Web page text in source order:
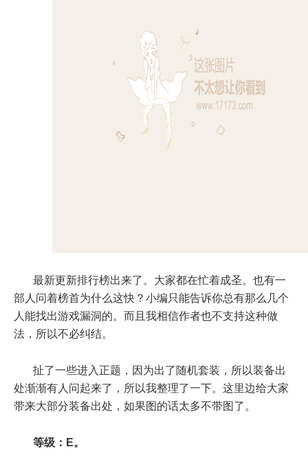
最新更新排行榜出来了。大家都在忙着成圣。也有一
部人问着榜首为什么这快？小编只能告诉你总有那么几个
人能找出游戏漏洞的。而且我相信作者也不支持这种做
法，所以不必纠结。
扯了一些进入正题，因为出了随机套装，所以装备出
处渐渐有人问起来了，所以我整理了一下。这里边给大家
带来大部分装备出处，如果图的话太多不带图了。
等级：E。